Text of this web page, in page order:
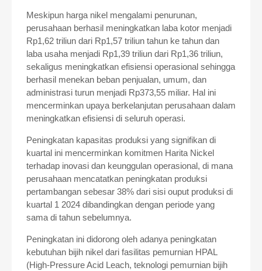
Meskipun harga nikel mengalami penurunan,
perusahaan berhasil meningkatkan laba kotor menjadi
Rp1,62 triliun dari Rp1,57 triliun tahun ke tahun dan
laba usaha menjadi Rp1,39 triliun dari Rp1,36 triliun,
sekaligus meningkatkan efisiensi operasional sehingga
berhasil menekan beban penjualan, umum, dan
administrasi turun menjadi Rp373,55 miliar. Hal ini
mencerminkan upaya berkelanjutan perusahaan dalam
meningkatkan efisiensi di seluruh operasi.
Peningkatan kapasitas produksi yang signifikan di
kuartal ini mencerminkan komitmen Harita Nickel
terhadap inovasi dan keunggulan operasional, di mana
perusahaan mencatatkan peningkatan produksi
pertambangan sebesar 38% dari sisi ouput produksi di
kuartal 1 2024 dibandingkan dengan periode yang
sama di tahun sebelumnya.
Peningkatan ini didorong oleh adanya peningkatan
kebutuhan bijih nikel dari fasilitas pemurnian HPAL
(High-Pressure Acid Leach, teknologi pemurnian bijih